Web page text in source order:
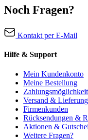
Noch Fragen?
Kontakt per E-Mail
Hilfe & Support
Mein Kundenkonto
Meine Bestellung
Versand & Lieferung
Firmenkunden
Rücksendungen &
Aktionen &
Weitere Fragen?